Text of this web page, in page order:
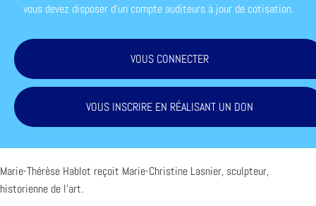
vous devez disposer d'un compte auditeurs à jour de cotisation.
VOUS CONNECTER
VOUS INSCRIRE EN RÉALISANT UN DON
Marie-Thérèse Hablot reçoit Marie-Christine Lasnier, sculpteur,
historienne de l’art.